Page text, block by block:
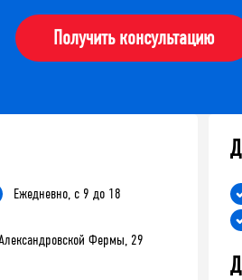
Получить консультацию
Ежедневно, с 9 до 18
Фермы, 29